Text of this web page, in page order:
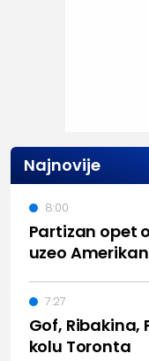
Najnovije
Partizan opet
uzeo
8:00
Gof, Ribakina,
kolu Toronta
7:27